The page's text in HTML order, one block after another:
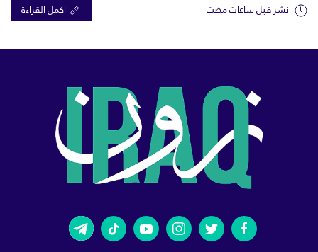
نشر قبل ساعات مضت اكمل القراءة